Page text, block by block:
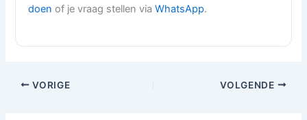
doen of je vraag stellen viaWhatsApp.
VORIGE VOLGENDE